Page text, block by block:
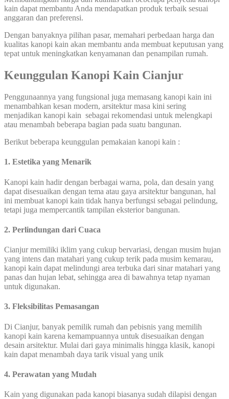
kain dapat membantu Anda mendapatkan produk terbaik sesuai
anggaran dan preferensi.
Dengan banyaknya pilihan pasar, memahari perbedaan harga dan
kualitas kanopi kain akan membantu anda membuat keputusan yang
tepat untuk meningkatkan kenyamanan dan penampilan rumah.
Keunggulan Kanopi Kain Cianjur
Penggunaannya yang fungsional juga memasang kanopi kain ini
menambahkan kesan modern, arsitektur masa kini sering
menjadikan kanopi kain sebagai rekomendasi untuk melengkapi
atau menambah beberapa bagian pada suatu bangunan.
Berikut beberapa keunggulan pemakaian kanopi kain :
1. Estetika yang Menarik
Kanopi kain hadir dengan berbagai warna, pola, dan desain yang
dapat disesuaikan dengan tema atau gaya arsitektur bangunan, hal
ini membuat kanopi kain tidak hanya berfungsi sebagai pelindung,
tetapi juga mempercantik tampilan eksterior bangunan.
2. Perlindungan dari Cuaca
Cianjur memiliki iklim yang cukup bervariasi, dengan musim hujan
yang intens dan matahari yang cukup terik pada musim kemarau,
kanopi kain dapat melindungi area terbuka dari sinar matahari yang
panas dan hujan lebat, sehingga area di bawahnya tetap nyaman
untuk digunakan.
3. Fleksibilitas Pemasangan
Di Cianjur, banyak pemilik rumah dan pebisnis yang memilih
kanopi kain karena kemampuannya untuk disesuaikan dengan
desain arsitektur. Mulai dari gaya minimalis hingga klasik, kanopi
kain dapat menambah daya tarik visual yang unik
4. Perawatan yang Mudah
Kain yang digunakan pada kanopi biasanya sudah dilapisi dengan